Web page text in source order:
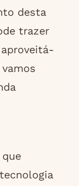
desta
trazer